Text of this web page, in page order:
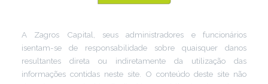
A Zagros Capital, seus administradores e funcionários
isentam-se de responsabilidade sobre quaisquer danos
resultantes direta ou indiretamente da utilização das
informações contidas neste site. O conteúdo deste site não